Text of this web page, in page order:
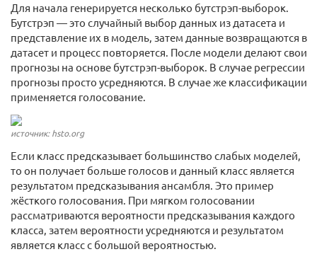
Для начала генерируется несколько бутстрэп-выборок.
Бутстрэп — это случайный выбор данных из датасета и
представление их в модель, затем данные возвращаются в
датасет и процесс повторяется. После модели делают свои
прогнозы на основе бутстрэп-выборок. В случае регрессии
прогнозы просто усредняются. В случае же классификации
применяется голосование.
источник: hsto.org
Если класс предсказывает большинство слабых моделей,
то он получает больше голосов и данный класс является
результатом предсказывания ансамбля. Это пример
жёсткого голосования. При мягком голосовании
рассматриваются вероятности предсказывания каждого
класса, затем вероятности усредняются и результатом
является класс с большой вероятностью.